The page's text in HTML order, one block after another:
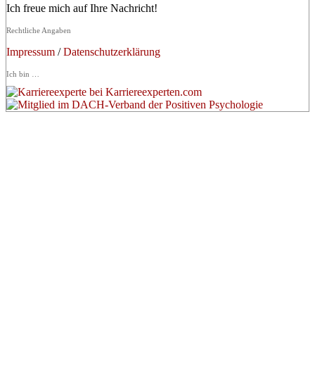
Ich freue mich auf Ihre Nachricht!
Rechtliche Angaben
Impressum /Datenschutzerklärung
Ich bin …